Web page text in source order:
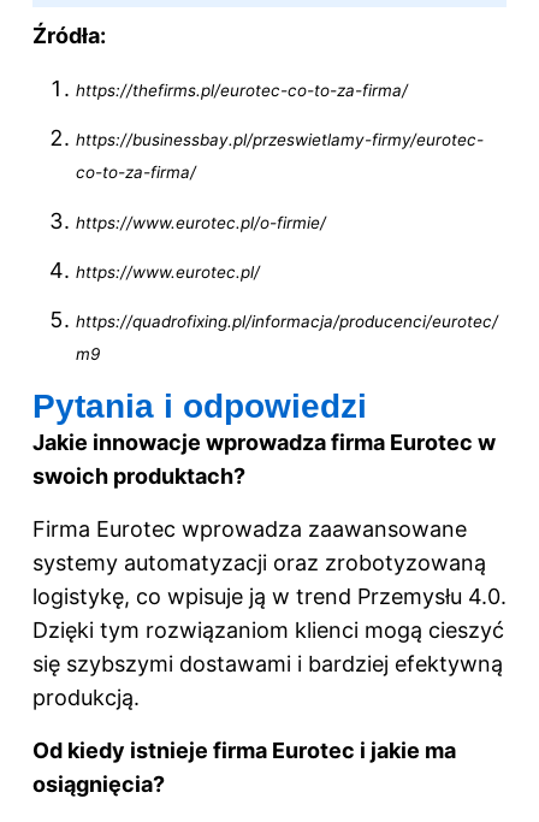
Źródła:
https://thefirms.pl/eurotec-co-to-za-firma/
https://businessbay.pl/przeswietlamy-firmy/eurotec-
co-to-za-firma/
https://www.eurotec.pl/o-firmie/
https://www.eurotec.pl/
https://quadrofixing.pl/informacja/producenci/eurotec/
m9
Pytania i odpowiedzi
Jakie innowacje wprowadza firma Eurotec w
swoich produktach?
Firma Eurotec wprowadza zaawansowane
systemy automatyzacji oraz zrobotyzowaną
logistykę, co wpisuje ją w trend Przemysłu 4.0.
Dzięki tym rozwiązaniom klienci mogą cieszyć
się szybszymi dostawami i bardziej efektywną
produkcją.
Od kiedy istnieje firma Eurotec i jakie ma
osiągnięcia?